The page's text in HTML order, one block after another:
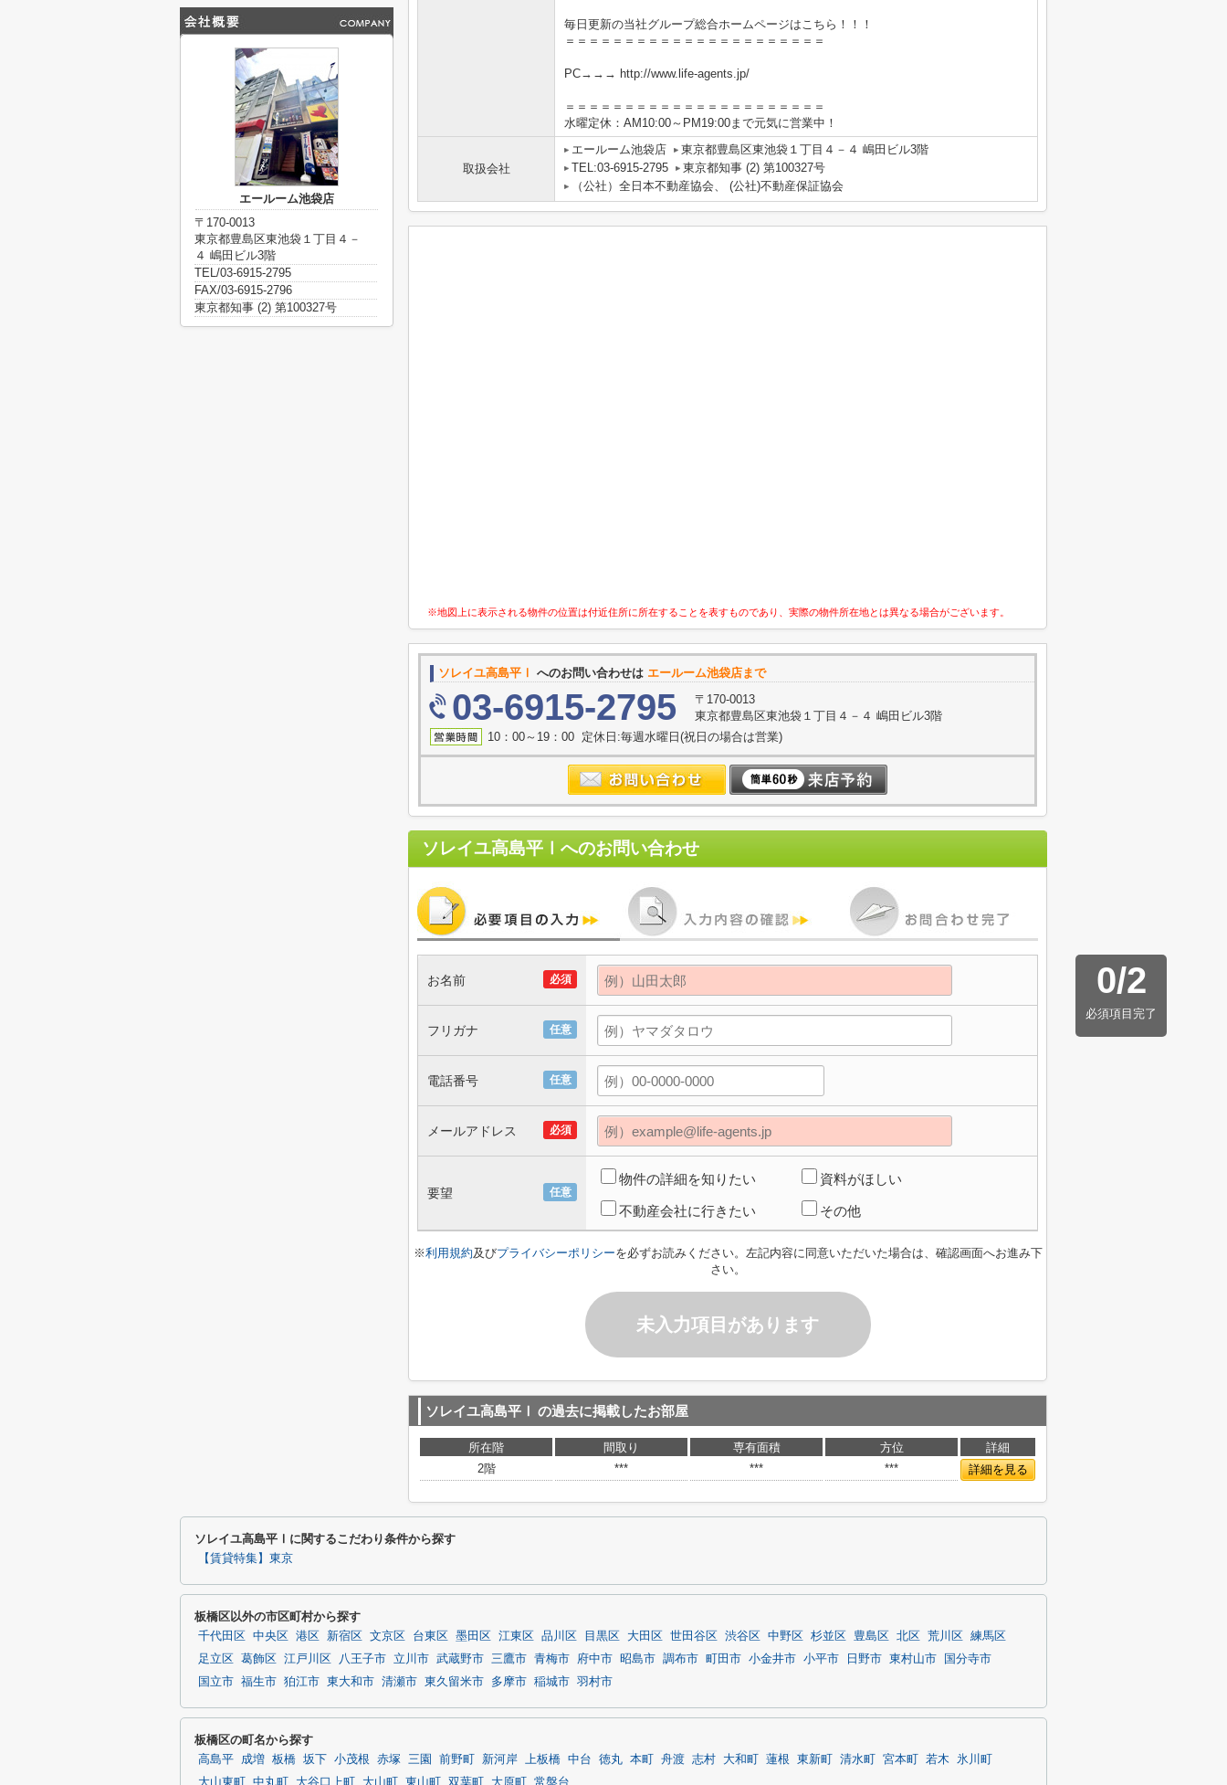
毎日更新の当社グループ総合ホームページはこちら！！！
＝＝＝＝＝＝＝＝＝＝＝＝＝＝＝＝＝＝＝＝＝＝
PC→→→ http://www.life-agents.jp/
＝＝＝＝＝＝＝＝＝＝＝＝＝＝＝＝＝＝＝＝＝＝
水曜定休：AM10:00～PM19:00まで元気に営業中！
取扱会社
エールーム池袋店
東京都豊島区東池袋１丁目４－４ 嶋田ビル3階
TEL:03-6915-2795
東京都知事 (2) 第100327号
（公社）全日本不動産協会、 (公社)不動産保証協会
※地図上に表示される物件の位置は付近住所に所在することを表すものであり、実際の物件所在地とは異なる場合がございます。
ソレイユ高島平Ⅰ へのお問い合わせは エールーム池袋店まで
03-6915-2795
〒170-0013
東京都豊島区東池袋１丁目４－４ 嶋田ビル3階
10：00～19：00 定休日:毎週水曜日(祝日の場合は営業)
ソレイユ高島平Ⅰ へのお問い合わせ
0/2
必須項目完了
必須
お名前
任意
フリガナ
任意
電話番号
必須
メールアドレス
任意
要望
物件の詳細を知りたい 資料がほしい
不動産会社に行きたい その他
※利用規約及びプライバシーポリシーを必ずお読みください。左記内容に同意いただいた場合は、確認画面へお進み下
さい。
未入力項目があります
ソレイユ高島平Ⅰ の過去に掲載したお部屋
所在階 間取り 専有面積 方位
詳細
2階
*** *** *** 詳細を見る
エールーム池袋店
〒170-0013
東京都豊島区東池袋１丁目４－
４ 嶋田ビル3階
TEL/03-6915-2795
FAX/03-6915-2796
東京都知事 (2) 第100327号
ソレイユ高島平Ⅰに関するこだわり条件から探す
【賃貸特集】東京
板橋区以外の市区町村から探す
千代田区 中央区 港区 新宿区 文京区 台東区 墨田区 江東区 品川区 目黒区 大田区 世田谷区 渋谷区 中野区 杉並区 豊島区 北区 荒川区
練馬区
足立区
葛飾区 江戸川区 八王子市 立川市 武蔵野市 三鷹市 青梅市 府中市 昭島市 調布市 町田市 小金井市 小平市 日野市 東村山市
国分寺市
国立市 福生市 狛江市 東大和市 清瀬市 東久留米市 多摩市 稲城市 羽村市
板橋区の町名から探す
高島平 成増 板橋 坂下 小茂根 赤塚 三園 前野町 新河岸 上板橋 中台 徳丸 本町 舟渡 志村 大和町 蓮根 東新町 清水町 宮本町 若木
氷川町
大山東町
中丸町 大谷口上町 大山町 東山町 双葉町 大原町 常盤台